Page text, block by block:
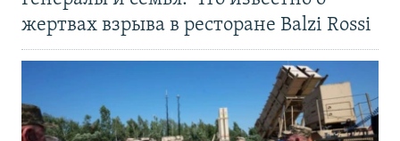
жертвах взрыва в ресторане Balzi Rossi